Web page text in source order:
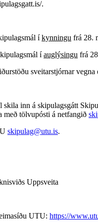
.
íkynningu frá 28.
íauglýsingu frá
sveitarstjórnar vegna
skila inn á skipulagsgátt
tölvupósti á netfangið
skipulag@utu.is.
Uppsveita
UTU: https://